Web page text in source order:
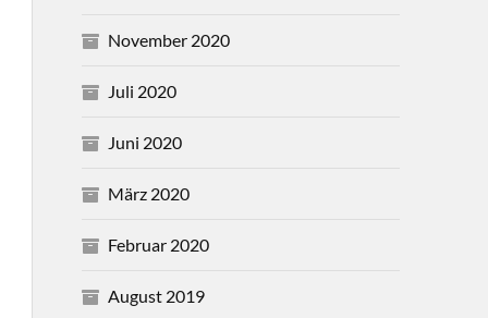
November 2020
Juli 2020
Juni 2020
März 2020
Februar 2020
August 2019